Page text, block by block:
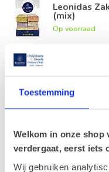
Toestemming
Welkom in onze shop
verdergaat, eerst iets
Wij gebruiken
Leonidas
(mix)
Op voorraad